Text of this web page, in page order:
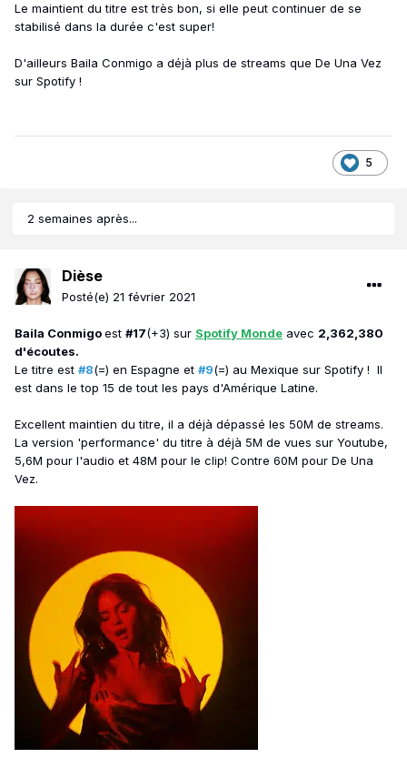
Le maintient du titre est très bon, si elle peut continuer de se
stabilisé dans la durée c'est super!
D'ailleurs Baila Conmigo a déjà plus de streams que De Una Vez
sur Spotify !
5
2 semaines après...
Dièse
Posté(e) 21 février 2021
Baila Conmigoest #17(+3) sur Spotify Monde avec 2,362,380
d'écoutes.
Le titre est #8(=) en Espagne et #9(=) au Mexique sur Spotify ! Il
est dans le top 15 de tout les pays d'Amérique Latine.
Excellent maintien du titre, il a déjà dépassé les 50M de streams.
La version 'performance' du titre à déjà 5M de vues sur Youtube,
5,6M pour l'audio et 48M pour le clip! Contre 60M pour De Una
Vez.